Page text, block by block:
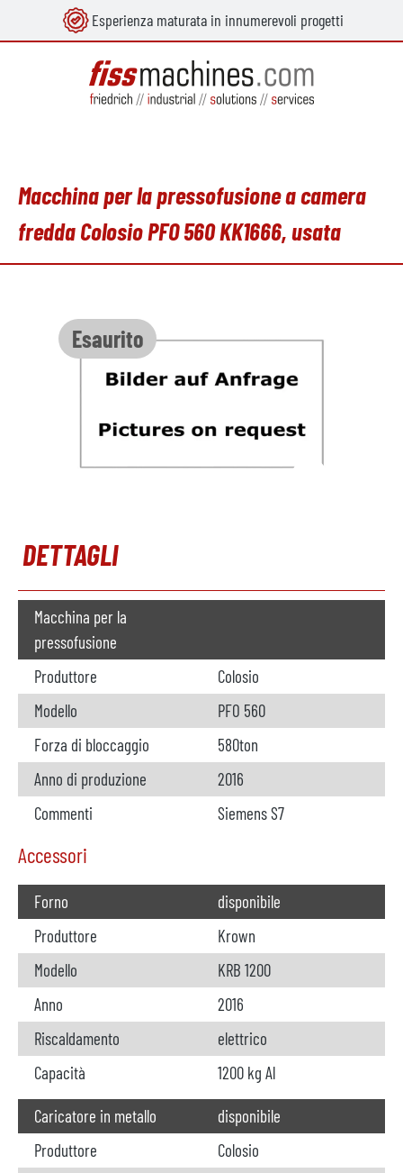
principale Esperienza maturata in innumerevoli progetti
Macchina per la pressofusione a camera
fredda Colosio PFO 560 KK1666, usata
Esaurito
DETTAGLI
Macchina per la
pressofusione
Produttore
Colosio
Modello
PFO 560
Forza di bloccaggio
580ton
Anno di produzione
2016
Commenti
Siemens S7
Accessori
Forno
disponibile
Produttore
Krown
Modello
KRB 1200
Anno
2016
Riscaldamento
elettrico
Capacità
1200 kg Al
Caricatore in metallo
disponibile
Produttore
Colosio